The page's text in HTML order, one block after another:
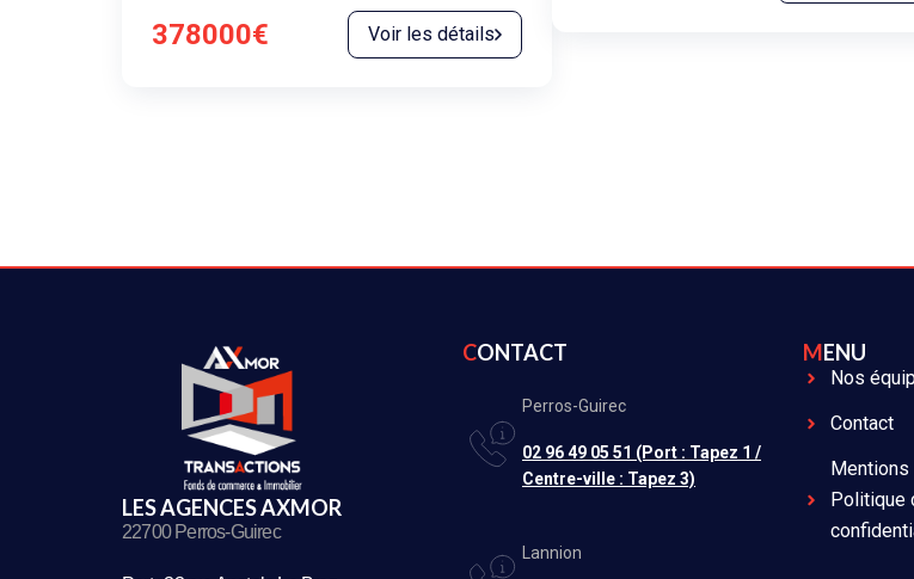
378000€ Voir les détails
LES AGENCES AXMOR
22700 Perros-Guirec
CONTACT
Perros-Guirec
02 96 49 05 51 (Port : Tapez 1 /
Centre-ville : Tapez 3)
Lannion
MENU
Nos
Contact
Mentions
Politique